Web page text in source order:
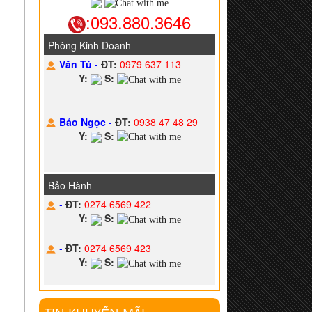
:093.880.3646
Phòng Kinh Doanh
Văn Tú-ĐT: 0979 637 113
Y:
S:
Bảo Ngọc-ĐT: 0938 47 48 29
Y:
S:
Bảo Hành
-ĐT: 0274 6569 422
Y:
S:
-ĐT: 0274 6569 423
Y:
S: